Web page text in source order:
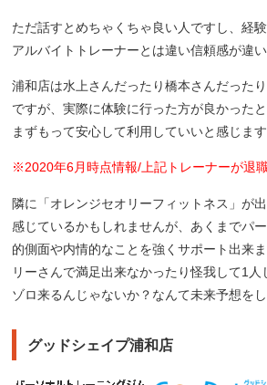
ただ話すとめちゃくちゃ良い人ですし、経
アルバイトトレーナーとは違い信頼感が違い
浦和店は水上さんだったり橋本さんだった
ですが、実際に体験に行った方が良かった
まずもって安心して利用していいと感じます
※2020年6月時点情報/上記トレーナーが退職
隣に「オレンジセオリーフィットネス」が
感じているかもしれませんが、あくまでパ
的側面や内情的なことを強くサポート出来
リーさんで満足出来なかったり怪我して1人
ゾロ来るんじゃないか？なんて未来予想をし
グッドシェイプ浦和店